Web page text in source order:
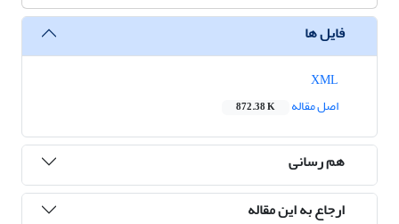
فایل ها
اصل مقاله
872.38 K
هم رسانی
ارجاع به این مقاله